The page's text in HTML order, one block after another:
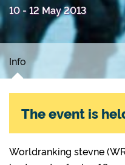
10 - 12 May 2013
Info
Worldranking stevne
The event is